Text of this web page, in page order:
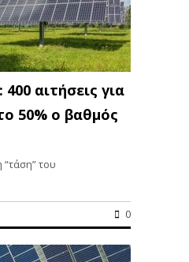
αιτήσεις για
50% ο βαθμός
“τάση” του
0